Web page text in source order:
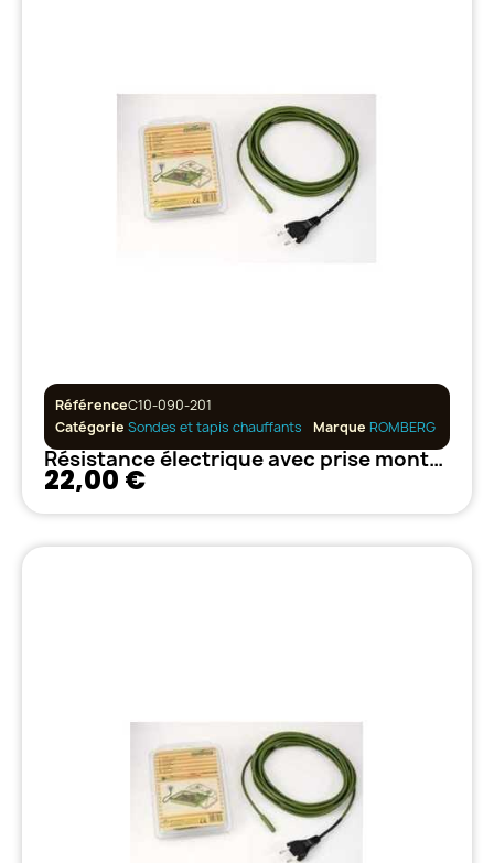
RéférenceC10-090-201
Catégorie Sondes et tapis chauffants Marque ROMBERG
Résistance électrique avec prise montée 3.5 m / 14.5 W ROMBERG
22,00 €